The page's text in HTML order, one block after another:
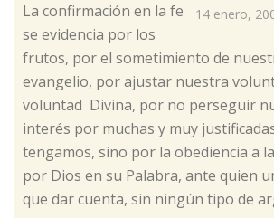
14 enero,
​La confirmación en la fe
se evidencia por los
frutos, por el sometimiento de
evangelio, por ajustar nuestra
voluntad Divina, por no perseguir
interés por muchas y muy
tengamos, sino por la obediencia a
por Dios en su Palabra, ante quien
que dar cuenta, sin ningún tipo de